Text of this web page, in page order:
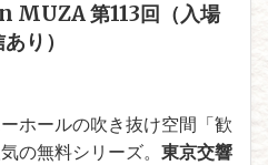
MUZA 第113回（入場
り）
ホールの吹き抜け空間「歓
の無料シリーズ。 東京交響